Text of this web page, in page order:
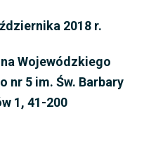
2018 r.
Wojewódzkiego
nr 5 im. Św. Barbary
1, 41-200